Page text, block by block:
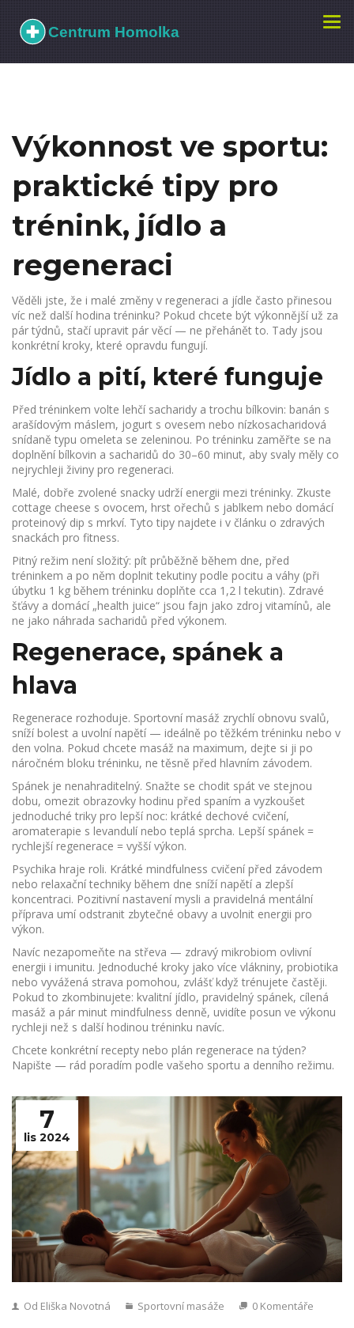
Výkonnost ve sportu:
praktické tipy pro
trénink, jídlo a
regeneraci
Věděli jste, že i malé změny v regeneraci a jídle často přinesou
víc než další hodina tréninku? Pokud chcete být výkonnější už za
pár týdnů, stačí upravit pár věcí — ne přehánět to. Tady jsou
konkrétní kroky, které opravdu fungují.
Jídlo a pití, které funguje
Před tréninkem volte lehčí sacharidy a trochu bílkovin: banán s
arašídovým máslem, jogurt s ovesem nebo nízkosacharidová
snídaně typu omeleta se zeleninou. Po tréninku zaměřte se na
doplnění bílkovin a sacharidů do 30–60 minut, aby svaly měly co
nejrychleji živiny pro regeneraci.
Malé, dobře zvolené snacky udrží energii mezi tréninky. Zkuste
cottage cheese s ovocem, hrst ořechů s jablkem nebo domácí
proteinový dip s mrkví. Tyto tipy najdete i v článku o zdravých
snackách pro fitness.
Pitný režim není složitý: pít průběžně během dne, před
tréninkem a po něm doplnit tekutiny podle pocitu a váhy (při
úbytku 1 kg během tréninku doplňte cca 1,2 l tekutin). Zdravé
šťávy a domácí „health juice“ jsou fajn jako zdroj vitamínů, ale
ne jako náhrada sacharidů před výkonem.
Regenerace, spánek a
hlava
Regenerace rozhoduje. Sportovní masáž zrychlí obnovu svalů,
sníží bolest a uvolní napětí — ideálně po těžkém tréninku nebo v
den volna. Pokud chcete masáž na maximum, dejte si ji po
náročném bloku tréninku, ne těsně před hlavním závodem.
Spánek je nenahraditelný. Snažte se chodit spát ve stejnou
dobu, omezit obrazovky hodinu před spaním a vyzkoušet
jednoduché triky pro lepší noc: krátké dechové cvičení,
aromaterapie s levandulí nebo teplá sprcha. Lepší spánek =
rychlejší regenerace = vyšší výkon.
Psychika hraje roli. Krátké mindfulness cvičení před závodem
nebo relaxační techniky během dne sníží napětí a zlepší
koncentraci. Pozitivní nastavení mysli a pravidelná mentální
příprava umí odstranit zbytečné obavy a uvolnit energii pro
výkon.
Navíc nezapomeňte na střeva — zdravý mikrobiom ovlivní
energii i imunitu. Jednoduché kroky jako více vlákniny, probiotika
nebo vyvážená strava pomohou, zvlášť když trénujete častěji.
Pokud to zkombinujete: kvalitní jídlo, pravidelný spánek, cílená
masáž a pár minut mindfulness denně, uvidíte posun ve výkonu
rychleji než s další hodinou tréninku navíc.
Chcete konkrétní recepty nebo plán regenerace na týden?
Napište — rád poradím podle vašeho sportu a denního režimu.
7
lis 2024
Od Eliška Novotná Sportovní masáže 0 Komentáře